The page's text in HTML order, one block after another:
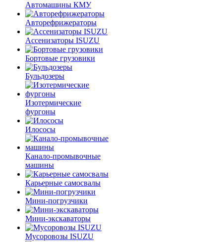
Автомашины КМУ
Авторефрижераторы
Ассенизаторы ISUZU
Бортовые грузовики
Бульдозеры
Изотермические
фургоны
Илососы
Канало-промывочные
машины
Карьерные самосвалы
Мини-погрузчики
Мини-экскаваторы
Мусоровозы ISUZU